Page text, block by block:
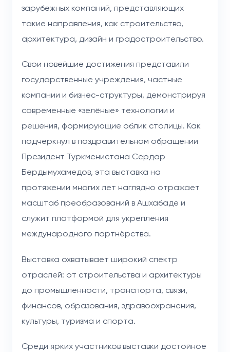
зарубежных компаний, представляющих
такие направления, как строительство,
архитектура, дизайн и градостроительство.
Свои новейшие достижения представили
государственные учреждения, частные
компании и бизнес-структуры, демонстрируя
современные «зелёные» технологии и
решения, формирующие облик столицы. Как
подчеркнул в поздравительном обращении
Президент Туркменистана Сердар
Бердымухамедов, эта выставка на
протяжении многих лет наглядно отражает
масштаб преобразований в Ашхабаде и
служит платформой для укрепления
международного партнёрства.
Выставка охватывает широкий спектр
отраслей: от строительства и архитектуры
до промышленности, транспорта, связи,
финансов, образования, здравоохранения,
культуры, туризма и спорта.
Среди ярких участников выставки достойное